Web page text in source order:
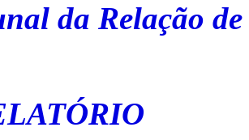
da Relação